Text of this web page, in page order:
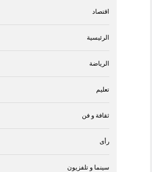
اقتصاد
الرئيسية
الرياضة
تعليم
ثقافة و فن
رأى
سينما و تلفزيون